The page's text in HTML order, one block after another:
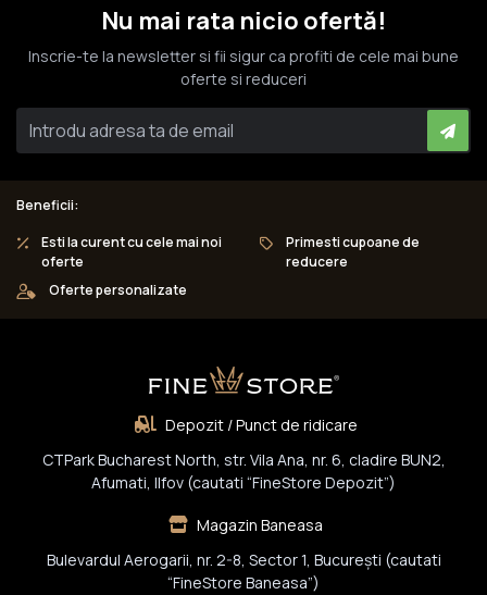
Nu mai rata nicio ofertă!
Inscrie-te la newsletter si fii sigur ca profiti de cele mai bune
oferte si reduceri
Beneficii:
Esti la curent cu cele mai noi
oferte
Primesti cupoane de
reducere
Oferte personalizate
Depozit / Punct de ridicare
CTPark Bucharest North, str. Vila Ana, nr. 6, cladire BUN2,
Afumati, Ilfov (cautati “FineStore Depozit”)
Magazin Baneasa
Bulevardul Aerogarii, nr. 2-8, Sector 1, Bucureşti (cautati
“FineStore Baneasa”)